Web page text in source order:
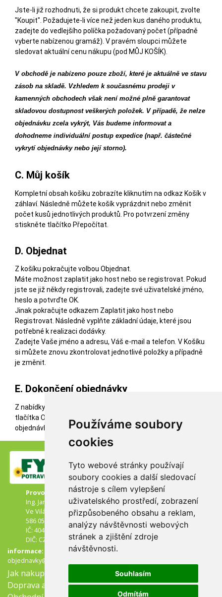
Používáme soubory
cookies
Tyto webové stránky používají
soubory cookies a další sledovací
nástroje s cílem vylepšení
uživatelského prostředí, zobrazení
přizpůsobeného obsahu a reklam,
analýzy návštěvnosti webových
stránek a zjištění zdroje
návštěvnosti.
Souhlasím
Odmítám
Jste-li již rozhodnuti, že si produkt chcete zakoupit, zvolte
"Koupit". Požadujete-li více než jeden kus daného produktu,
zadejte do vedlejšího políčka požadovaný počet (případně
vyberte nabízenou gramáž). V pravém sloupci můžete
sledovat aktuální cenu nákupu (pod MŮJ KOŠÍK).
V obchodě je nabízeno pouze zboží, které je aktuálně ve stavu
zásob na skladě. Vzhledem k současnému prodeji v
kamenných obchodech však není možné plně garantovat
skladovou dostupnost veškerých položek. V případě, že nelze
objednávku zcela vykrýt, Vás budeme informovat a
dohodneme individuální postup expedice (např. částečné
vykrytí objednávky nebo její storno).
C. Můj košík
Kompletní obsah košíku zobrazíte kliknutím na odkaz Košík v
záhlaví. Následně můžete košík vyprázdnit nebo změnit
počet kusů jednotlivých produktů. Pro potvrzení změny
stiskněte tlačítko Přepočítat.
D. Objednat
Z košíku pokračujte volbou Objednat.
Máte možnost zaplatit jako host nebo se registrovat. Pokud
jste se již někdy registrovali, zadejte své uživatelské jméno,
heslo a potvrďte OK.
Jinak pokračujte odkazem Zaplatit jako host nebo
Registrovat. Následně vyplňte základní údaje, které jsou
potřebné k realizaci dodávky.
Zadejte Vaše jméno a adresu, Váš e-mail a telefon. V Košíku
si můžete znovu zkontrolovat jednotlivé položky a případně
je změnit.
E. Dokončení objednávky
Z nabídky zvolte způsob dodání a platební údaje. Stisknutím
tlačítka Objednat na souhrnu objednávky dokončíte Vaší
objednávku. Na Vámi uvedený e-mail přijde její potvrzení.
Provozovatel:
Ing. Jaroslav Drejček
Ve Vilách 3
586 05 Jihlava
IČ: 40471624
DIČ: CZ6203270062
informace:
objednavky@fytonjihlava.cz
Jak nakupovat
Doprava a výdejní místa